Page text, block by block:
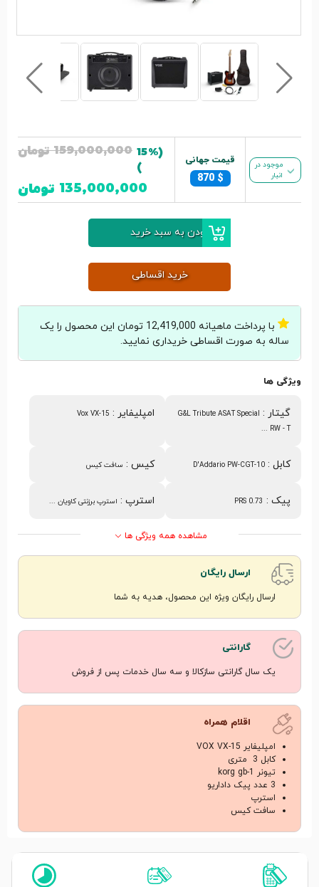
159,000,000 تومان
(15%
)
135,000,000 تومان
قیمت جهانی
$
870
موجود در
انبار
افزودن به سبد خرید
خرید اقساطی
با پرداخت ماهیانه 12,419,000 تومان این محصول را یک
ساله به صورت اقساطی خریداری نمایید.
ویژگی ها
گیتار :
G&L Tribute ASAT Special
RW - T ...
امپلیفایر :
Vox VX-15
کابل :
D'Addario PW-CGT-10 کیس : سافت کیس
پیک :
PRS 0.73 استرپ : استرپ برزنتی کاویان ...
مشاهده همه ویژگی ها
ارسال رایگان
ارسال رایگان ویژه این محصول، هدیه به شما
گارانتی
یک سال گارانتی سازکالا و سه سال خدمات پس از فروش
اقلام همراه
امپلیفایر VOX VX-15
کابل 3 متری
تیونر korg gb-1
3 عدد پیک داداریو
استرپ
سافت کیس